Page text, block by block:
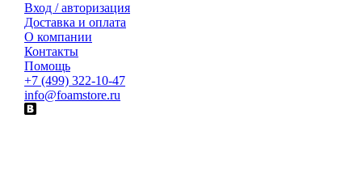
Вход / авторизация
Доставка и оплата
О компании
Контакты
Помощь
+7 (499) 322-10-47
info@foamstore.ru